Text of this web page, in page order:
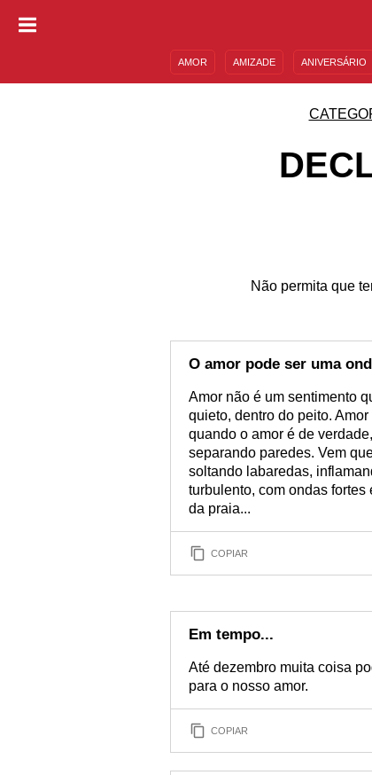
AMOR AMIZADE ANIVERSÁRIO
Não permita que
O amor pode ser uma
Amor não é um sentimento
quieto, dentro do peito.
quando o amor é de
separando paredes. Vem
soltando labaredas,
turbulento, com ondas
da praia...
COPIAR
Em tempo...
Até dezembro muita coisa
para o nosso amor.
COPIAR